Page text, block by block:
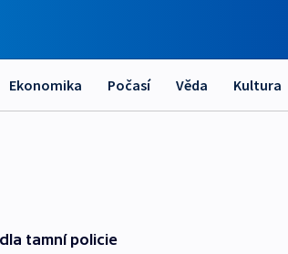
Ekonomika Počasí Věda Kultura
tamní policie